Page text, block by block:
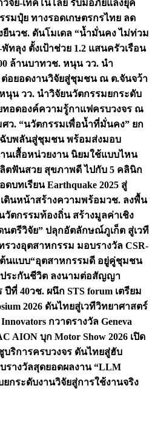
วิจัย-เทคโนโลยี รับมือภัยแล้งยุค
รมปุ๋ย ทางรอดเกษตรกรไทย ลด
ยืนวช. ดันโมเดล “น้ำมั่นคง ไม่ท่วม
ทลุง ตั้งเป้าช่วย 1.2 แสนครัวเรือน
ล้านบาทวช. หนุน วว. นำ
อยอดงานวิจัยสู่ชุมชน ณ ต.จันจว้า
นุน วว. นำวิจัยนวัตกรรมยกระดับ
ทอดองค์ความรู้กาแฟครบวงจร ณ
ว. “นวัตกรรมเพื่อน้ำที่มั่นคง” ยก
บพลันสู่ชุมชน พร้อมส่งมอบ
นเสื้อหน่วยงาน นิยมใช้แบบไหน
ตฟันสวย สุขภาพดี ไปกับ 5 คลินิก
ดบทเรียน Earthquake 2025 สู่
เดินหน้าสร้างความพร้อมวช. ลงพื้น
ตกรรมท้องถิ่น สร้างมูลค่าเชิง
นตรีวิจัย” ปลุกอัตลักษณ์ภูเก็ต สู่เวที
รวงอุตสาหกรรม มอบรางวัล CSR-
ต้นแบบ“อุตสาหกรรมดี อยู่คู่ชุมชน
ระกันชีวิต ลงนามต่อสัญญา
ปีที่ 40วช. ผนึก STS forum เตรียม
2026 ดันไทยสู่เวทีวิทยาศาสตร์
กวาดรางวัล Geneva
AION บุก Motor Show 2026 เปิด
บริการครบวงจร ดันไทยสู่ฮับ
รางวัลสุดยอดผลงาน “LLM
กระดับงานวิจัยสู่การใช้งานจริง